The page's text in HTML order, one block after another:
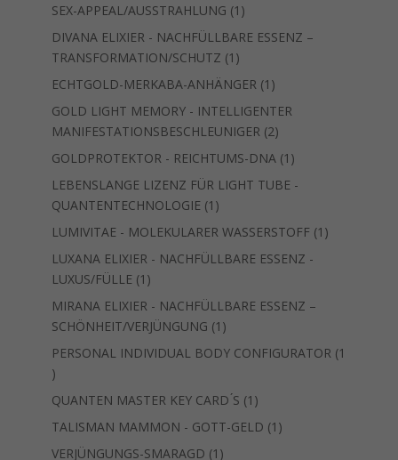
SEX-APPEAL/AUSSTRAHLUNG 1 1
Produkt
DIVANA ELIXIER - NACHFÜLLBARE ESSENZ –
TRANSFORMATION/SCHUTZ 1 1
Produkt
ECHTGOLD-MERKABA-ANHÄNGER 1 1
Produkt
GOLD LIGHT MEMORY - INTELLIGENTER
MANIFESTATIONSBESCHLEUNIGER 22
Produkte
GOLDPROTEKTOR - REICHTUMS-DNA 1 1
Produkt
LEBENSLANGE LIZENZ FÜR LIGHT TUBE -
QUANTENTECHNOLOGIE 1 1
Produkt
LUMIVITAE - MOLEKULARER WASSERSTOFF 1 1
LUXANA ELIXIER - NACHFÜLLBARE ESSENZ -
LUXUS/FÜLLE 1 1
Produkt
MIRANA ELIXIER - NACHFÜLLBARE ESSENZ –
SCHÖNHEIT/VERJÜNGUNG 1 1
Produkt
PERSONAL INDIVIDUAL BODY CONFIGURATOR 1
1
Produkt
QUANTEN MASTER KEY CARD ́S 1 1
Produkt
TALISMAN MAMMON - GOTT-GELD 1 1
VERJÜNGUNGS-SMARAGD 1 1